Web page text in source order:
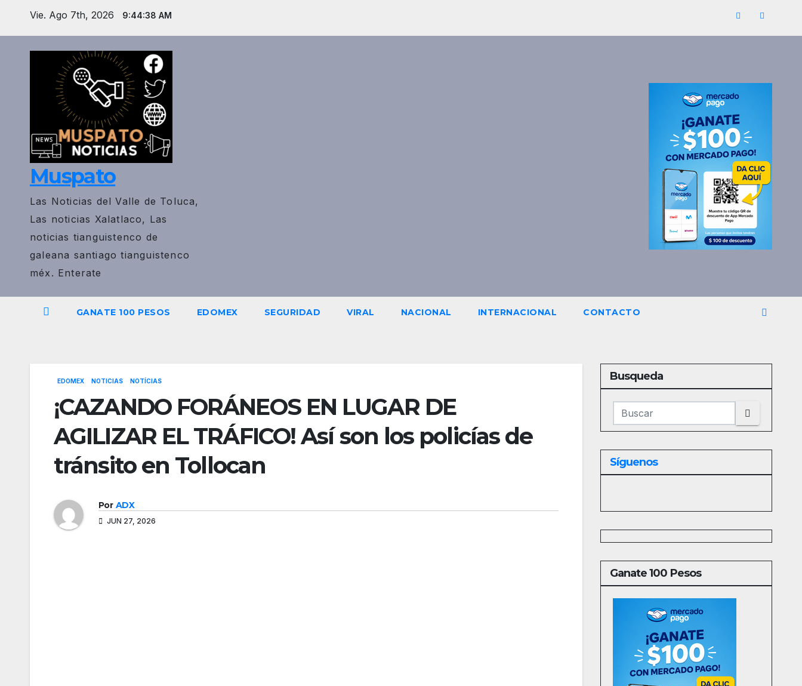
Vie. Ago 7th, 2026 9:44:39 AM
Muspato
Las Noticias del Valle de Toluca,
Las noticias Xalatlaco, Las
noticias tianguistenco de
galeana santiago tianguistenco
méx. Enterate
GANATE 100 PESOS EDOMEX SEGURIDAD VIRAL NACIONAL INTERNACIONAL CONTACTO
EDOMEX NOTICIAS NOTÍCIAS
¡CAZANDO FORÁNEOS EN LUGAR DE
AGILIZAR EL TRÁFICO! Así son los policías de
tránsito en Tollocan
Por ADX
JUN 27, 2026
Busqueda
Síguenos
Ganate 100 Pesos